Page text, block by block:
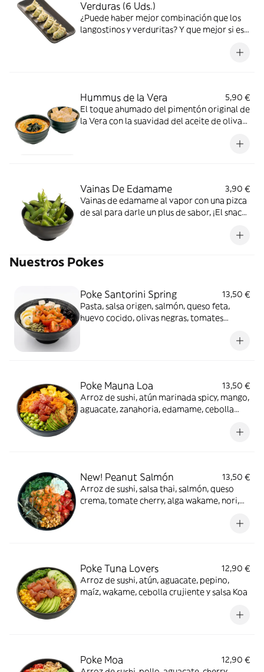
Verduras (6 Uds.)
¿Puede haber mejor combinación que los
langostinos y verduritas? Y que mejor si es
Hummus de la Vera
5,90 €
El toque ahumado del pimentón original de
la Vera con la suavidad del aceite de oliva
Vainas De Edamame
3,90 €
Vainas de edamame al vapor con una pizca
de sal para darle un plus de sabor, ¡El snack
Nuestros Pokes
Poke Santorini Spring
13,50 €
Pasta, salsa origen, salmón, queso feta,
huevo cocido, olivas negras, tomates
Poke Mauna Loa
13,50 €
Arroz de sushi, atún marinada spicy, mango,
aguacate, zanahoria, edamame, cebolla
New! Peanut Salmón
13,50 €
Arroz de sushi, salsa thai, salmón, queso
crema, tomate cherry, alga wakame, nori,
Poke Tuna Lovers
12,90 €
Arroz de sushi, atún, aguacate, pepino,
maíz, wakame, cebolla crujiente y salsa Koa
Poke Moa
12,90 €